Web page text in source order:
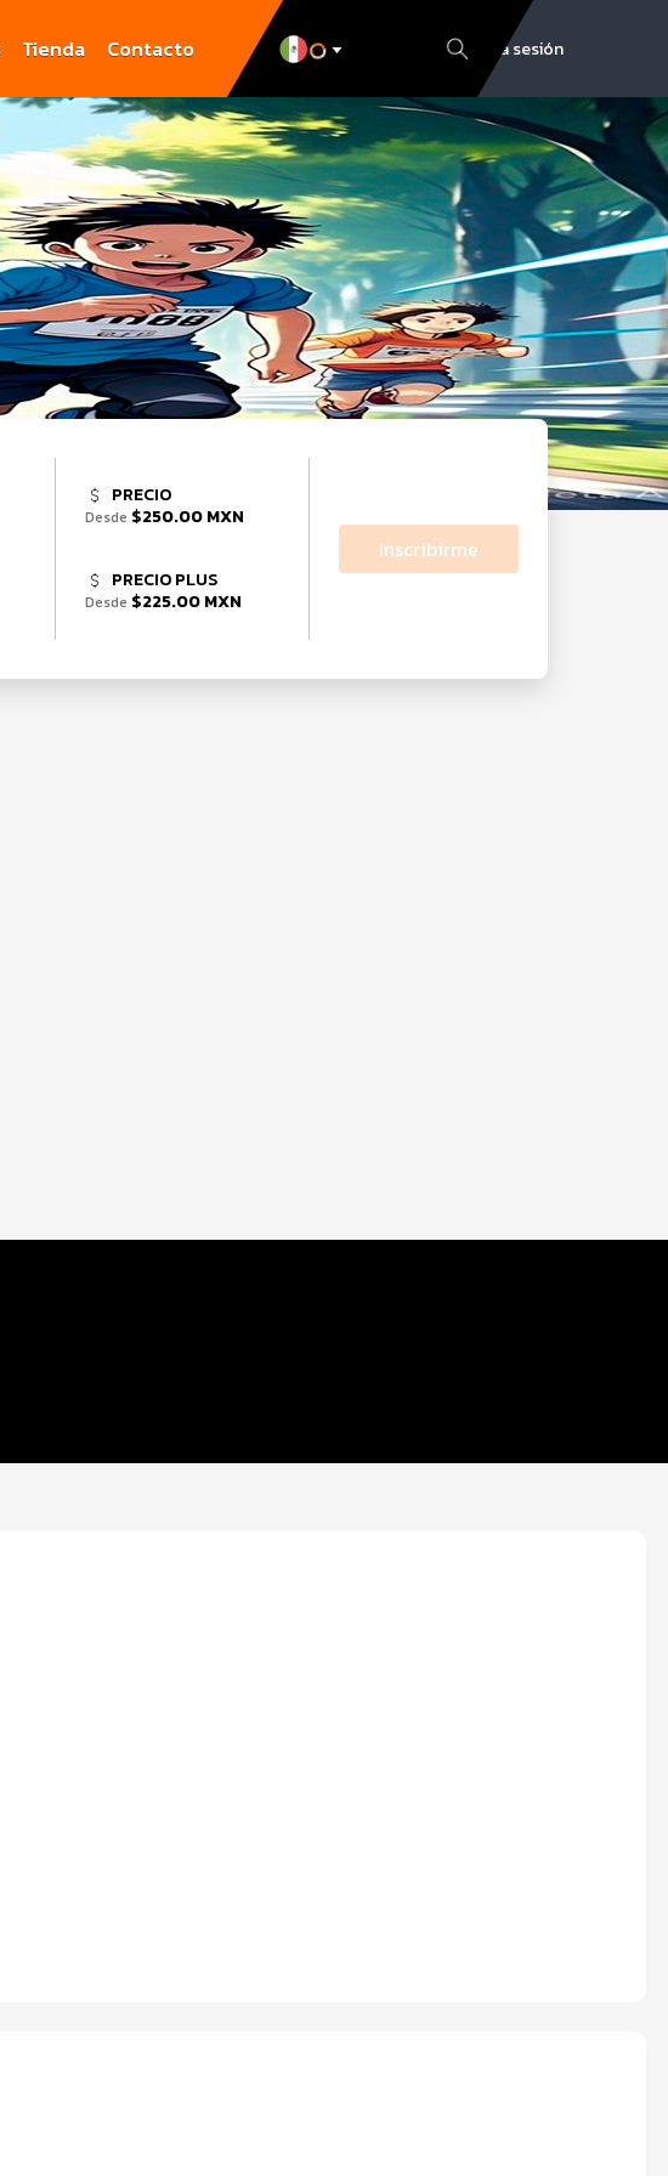
Tienda Contacto Inicia sesión
PRECIO
Desde $250.00 MXN
PRECIO PLUS
Desde $225.00 MXN
Inscribirme